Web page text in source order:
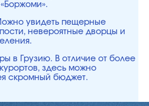
увидеть пещерные
невероятные дворцы и
в Грузию. В отличие от более
здесь можно
скромный бюджет.